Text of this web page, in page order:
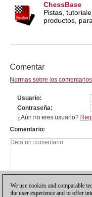
ChessBase
Pistas,
productos,
Comentar
Normas sobre los comentarios
Usuario
Contraseña
¿Aún no eres usuario?
Comentario
We use cookies and comparable
the user experience and to offer